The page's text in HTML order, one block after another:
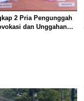
2 Pria Pengunggah
dan Unggahan